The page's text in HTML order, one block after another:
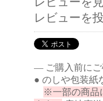
レビューを
― ご購入前に
● のしや包装紙
※一部の商品